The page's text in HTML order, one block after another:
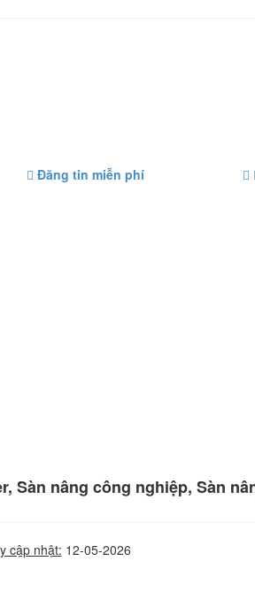
Đăng tin miễn phí
Sàn nâng công nghiệp, Sàn
cập nhật: 12-05-2026